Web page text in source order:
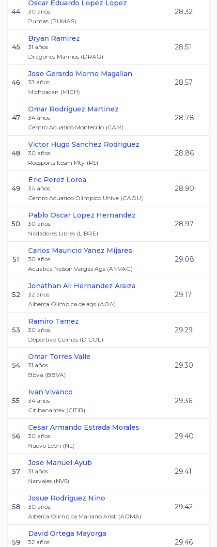
44
Oscar Eduardo Lopez Lopez
30 años
Pumas (PUMAS)
28.32
45
Bryan Ramirez
31 años
Dragones Marinos (DRAG)
28.51
46
Jose Gerardo Morno Magallan
33 años
Michoacan (MICH)
28.57
47
Omar Rodriguez Martinez
34 años
Centro Acuatico Montecillo (CAM)
28.78
48
Victor Hugo Sanchez Rodriguez
30 años
Recsports Itesm Mty (RS)
28.86
49
Eric Perez Lorea
34 años
Centro Acuatico Olimpico Unive (CAOU)
28.90
50
Pablo Oscar Lopez Hernandez
30 años
Nadadores Libres (LIBRE)
28.97
51
Carlos Mauricio Yanez Mijares
30 años
Acuatica Nelson Vargas Ags (ANVAG)
29.08
52
Jonathan Ali Hernandez Araiza
32 años
Alberca Olimpica de ags (AOA)
29.17
53
Ramiro Tamez
30 años
Deportivo Colinas (D.COL)
29.29
54
Omar Torres Valle
31 años
Bbva (BBVA)
29.30
55
Ivan Vivanco
34 años
Citibanamex (CITIB)
29.36
56
Cesar Armando Estrada Morales
30 años
Nuevo Leon (NL)
29.40
57
Jose Manuel Ayub
31 años
Narvales (NVS)
29.41
58
Josue Rodriguez Nino
30 años
Alberca Olimpica Mariano Arist (AOMA)
29.42
59
David Ortega Mayorga
32 años
29.46